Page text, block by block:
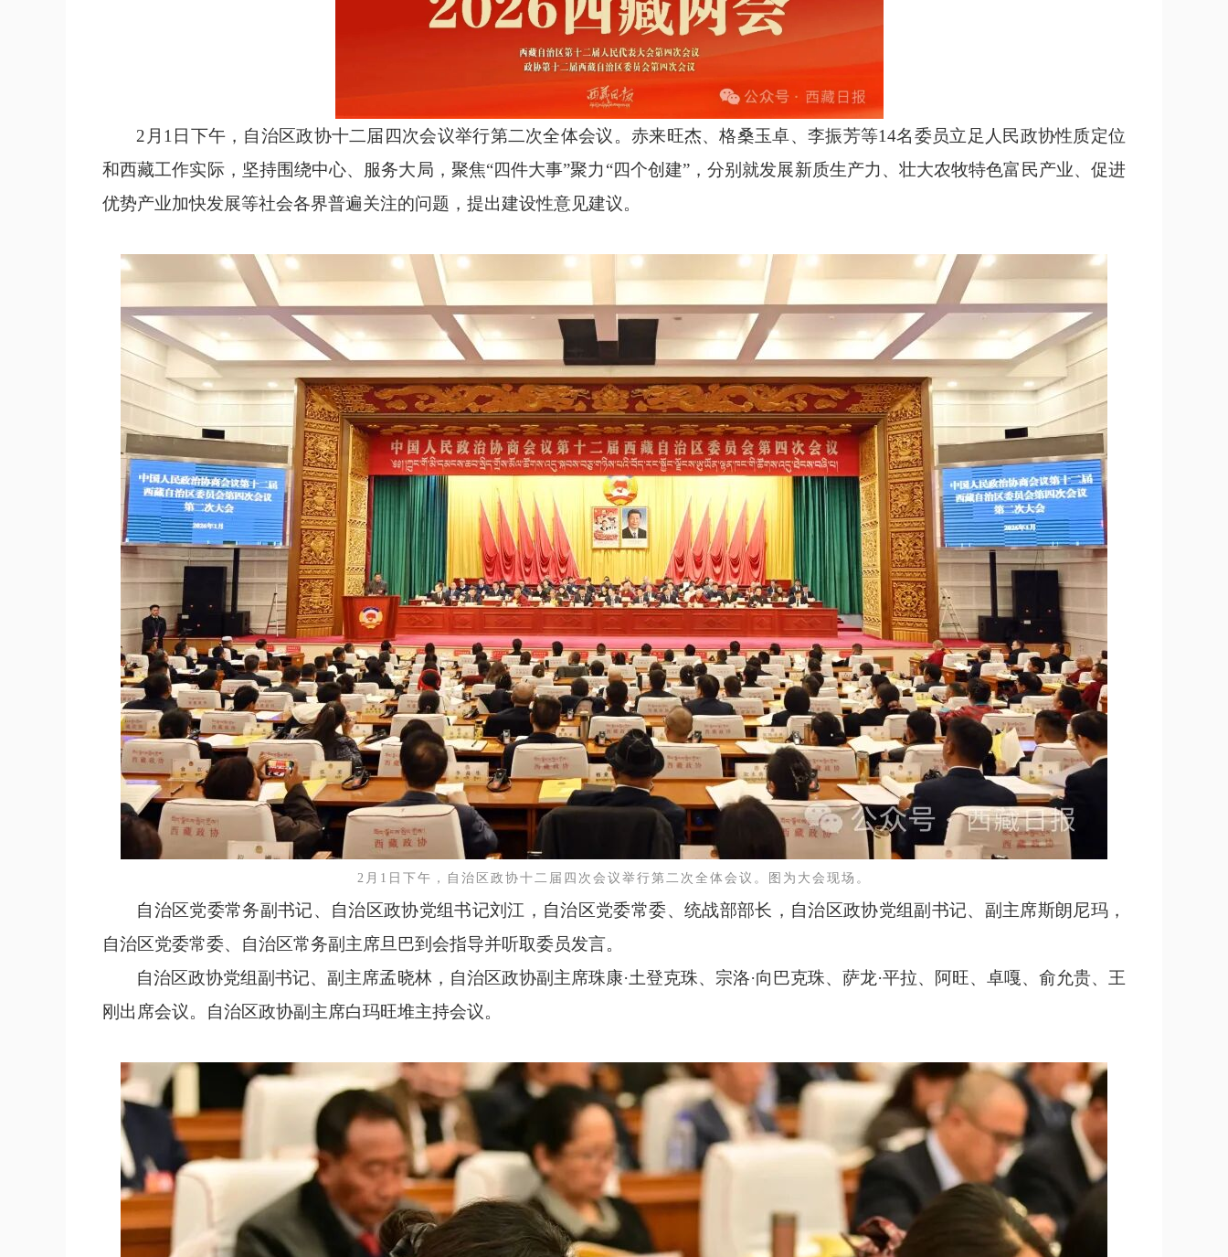
2月1日下午，自治区政协十二届四次会议举行第二次全体会议。赤来旺杰、格桑玉卓、李振芳等14名委员立足人民政协性质定位
和西藏工作实际，坚持围绕中心、服务大局，聚焦“四件大事”聚力“四个创建”，分别就发展新质生产力、壮大农牧特色富民产业、促进
优势产业加快发展等社会各界普遍关注的问题，提出建设性意见建议。
2月1日下午，自治区政协十二届四次会议举行第二次全体会议。图为大会现场。
自治区党委常务副书记、自治区政协党组书记刘江，自治区党委常委、统战部部长，自治区政协党组副书记、副主席斯朗尼玛，
自治区党委常委、自治区常务副主席旦巴到会指导并听取委员发言。
自治区政协党组副书记、副主席孟晓林，自治区政协副主席珠康·土登克珠、宗洛·向巴克珠、萨龙·平拉、阿旺、卓嘎、俞允贵、王
刚出席会议。自治区政协副主席白玛旺堆主持会议。